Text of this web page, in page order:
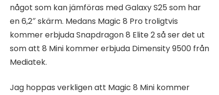
något som kan jämföras med Galaxy S25 som har
en 6,2″ skärm. Medans Magic 8 Pro troligtvis
kommer erbjuda Snapdragon 8 Elite 2 så ser det ut
som att 8 Mini kommer erbjuda Dimensity 9500 från
Mediatek.
Jag hoppas verkligen att Magic 8 Mini kommer